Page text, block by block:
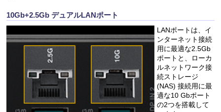
10Gb+2.5Gb デュアルLANポート
LANポートは、イ
ンターネット接続
用に最適な2.5Gb
ポートと、ローカ
ルネットワーク接
続ストレージ
(NAS) 接続用に最
適な10 Gbポート
の2つを搭載して